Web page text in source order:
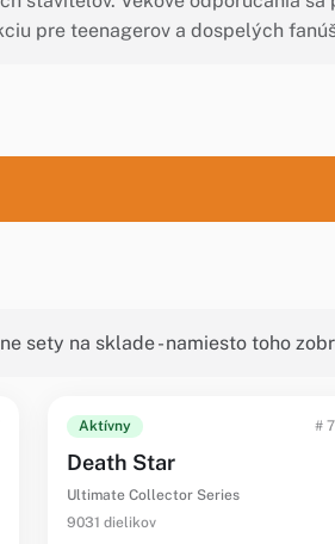
pre teenagerov a dospelých
sety na sklade - namiesto toho
Aktívny #
Death Star
Ultimate Collector Series
9031 dielikov